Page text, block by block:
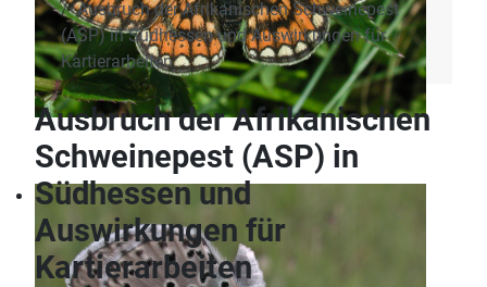
Ausbruch der Afrikanischen Schweinepest
(ASP) in Südhessen und Auswirkungen für
Kartierarbeiten
Ausbruch der Afrikanischen
Schweinepest (ASP) in
Südhessen und
Auswirkungen für
Kartierarbeiten